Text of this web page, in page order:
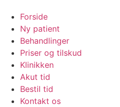
Forside
Ny patient
Behandlinger
Priser og tilskud
Klinikken
Akut tid
Bestil tid
Kontakt os